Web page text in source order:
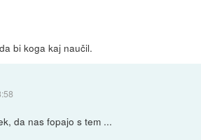
bi koga kaj naučil.
da nas fopajo s tem ...